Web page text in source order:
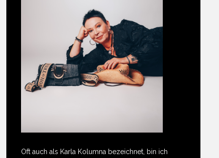
Oft auch als Karla Kolumna bezeichnet, bin ich